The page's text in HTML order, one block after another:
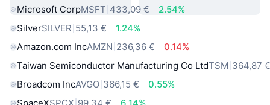
Microsoft CorpMSFT 433,09 €
2.54%
SilverSILVER 55,13 €
1.24%
Amazon.com IncAMZN 236,36 €
0.14%
Taiwan Semiconductor Manufacturing Co LtdTSM 364,87
Broadcom IncAVGO 366,15 €
0.55%
SpaceXSPCX 99,34 €
6.14%